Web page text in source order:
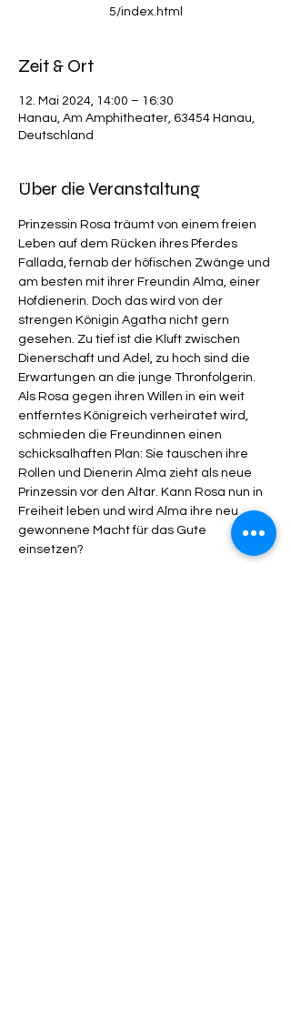
5/index.html
Zeit & Ort
12. Mai 2024, 14:00 – 16:30
Hanau, Am Amphitheater, 63454 Hanau,
Deutschland
Über die Veranstaltung
Prinzessin Rosa träumt von einem freien
Leben auf dem Rücken ihres Pferdes
Fallada, fernab der höfischen Zwänge und
am besten mit ihrer Freundin Alma, einer
Hofdienerin. Doch das wird von der
strengen Königin Agatha nicht gern
gesehen. Zu tief ist die Kluft zwischen
Dienerschaft und Adel, zu hoch sind die
Erwartungen an die junge Thronfolgerin.
Als Rosa gegen ihren Willen in ein weit
entferntes Königreich verheiratet wird,
schmieden die Freundinnen einen
schicksalhaften Plan: Sie tauschen ihre
Rollen und Dienerin Alma zieht als neue
Prinzessin vor den Altar. Kann Rosa nun in
Freiheit leben und wird Alma ihre neu
gewonnene Macht für das Gute
einsetzen?